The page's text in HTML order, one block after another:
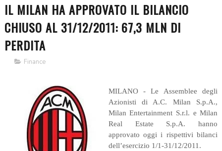
IL MILAN HA APPROVATO IL BILANCIO
CHIUSO AL 31/12/2011: 67,3 MLN DI
PERDITA
Finance
MILANO - Le Assemblee degli
Azionisti di A.C. Milan S.p.A.,
Milan Entertainment S.r.l. e Milan
Real Estate S.p.A. hanno
approvato oggi i rispettivi bilanci
dell’esercizio 1/1-31/12/2011.